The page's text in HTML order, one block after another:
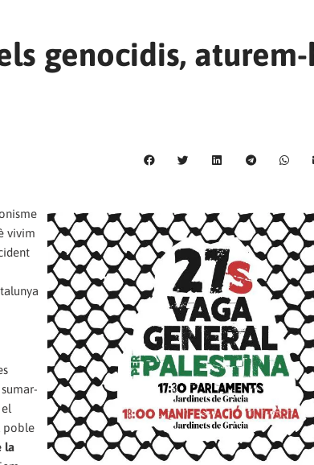
genocidis,
vivim
poble
la